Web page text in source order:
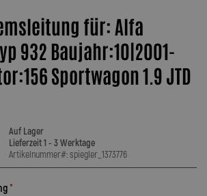
für: Alfa
932 Baujahr:10|2001-
Sportwagon 1.9 JTD
Auf Lager
Lieferzeit 1 - 3 Werktage
Artikelnummer#: spiegler_1373776